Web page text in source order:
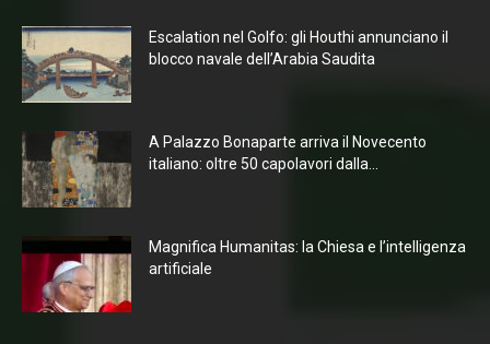
Escalation nel Golfo: gli Houthi annunciano il
blocco navale dell’Arabia Saudita
A Palazzo Bonaparte arriva il Novecento
italiano: oltre 50 capolavori dalla...
Magnifica Humanitas: la Chiesa e l’intelligenza
artificiale